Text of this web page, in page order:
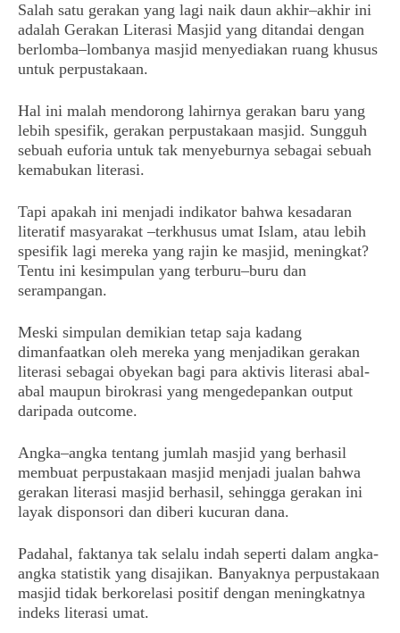
Salah satu gerakan yang lagi naik daun akhir–akhir ini
adalah Gerakan Literasi Masjid yang ditandai dengan
berlomba–lombanya masjid menyediakan ruang khusus
untuk perpustakaan.
Hal ini malah mendorong lahirnya gerakan baru yang
lebih spesifik, gerakan perpustakaan masjid. Sungguh
sebuah euforia untuk tak menyeburnya sebagai sebuah
kemabukan literasi.
Tapi apakah ini menjadi indikator bahwa kesadaran
literatif masyarakat –terkhusus umat Islam, atau lebih
spesifik lagi mereka yang rajin ke masjid, meningkat?
Tentu ini kesimpulan yang terburu–buru dan
serampangan.
Meski simpulan demikian tetap saja kadang
dimanfaatkan oleh mereka yang menjadikan gerakan
literasi sebagai obyekan bagi para aktivis literasi abal-
abal maupun birokrasi yang mengedepankan output
daripada outcome.
Angka–angka tentang jumlah masjid yang berhasil
membuat perpustakaan masjid menjadi jualan bahwa
gerakan literasi masjid berhasil, sehingga gerakan ini
layak disponsori dan diberi kucuran dana.
Padahal, faktanya tak selalu indah seperti dalam angka-
angka statistik yang disajikan. Banyaknya perpustakaan
masjid tidak berkorelasi positif dengan meningkatnya
indeks literasi umat.